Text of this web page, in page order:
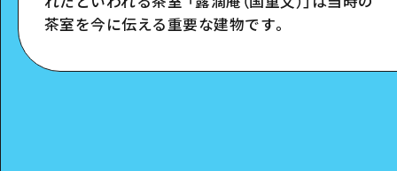
茶室を今に伝える重要な建物です。